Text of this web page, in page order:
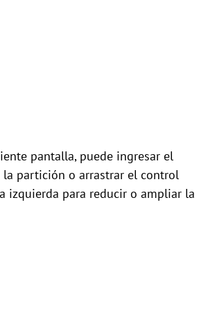
pantalla, puede ingresar el
la partición o arrastrar el control
izquierda para reducir o ampliar la